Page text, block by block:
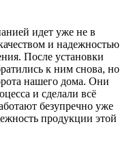
идет уже не в
и надежностью
После установки
к ним снова, но
нашего дома. Они
и сделали всё
безупречно уже
продукции этой